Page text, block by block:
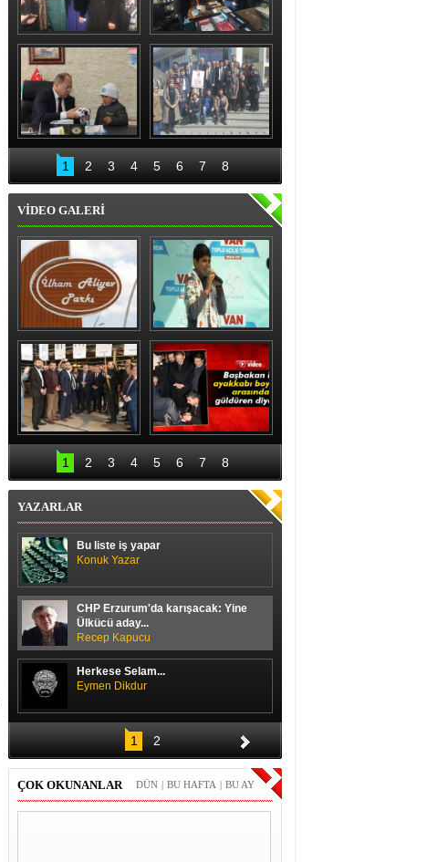
Hınıslı kadınlardan
'evet' sözü
Recep Aydın ve ekibi
geceli gündüzlü
çalışıyor
Bakan Akdağ
Oltu’da
Palandöken İlçe
Başkanlığından 15
Temmuz kahraman
kadınlar sergisi
1 2 3 4 5 6 7 8
VİDEO GALERİ
İlham Aliyev Parkı
Törenle Açıldı
Vanlı çocuk gülme
krizine soktu
Bilal Erdoğan hedefi
12’den vurdu
Başbakan ile
ayakkabı boyacısı
arasında güldüren
diyalog
1 2 3 4 5 6 7 8
YAZARLAR
Bu liste iş yapar
Konuk Yazar
CHP Erzurum'da karışacak: Yine
Ülkücü aday...
Recep Kapucu
Herkese Selam...
Eymen Dikdur
Durmuş Duran
1 2
ÇOK OKUNANLAR BU AY
|
BU HAFTA
|
DÜN